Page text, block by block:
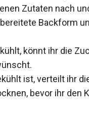
Zutaten nach
Backform
könnt ihr die
ist, verteilt ihr
bevor ihr